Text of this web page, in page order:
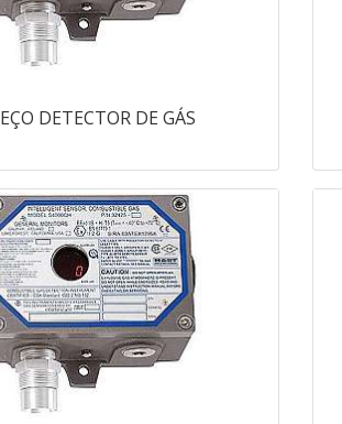
DETECTOR DE GÁS